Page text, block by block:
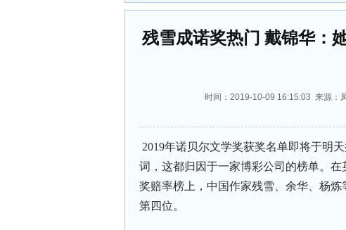
残雪成诺奖热门 戴锦华：
时间：2019-10-09 16:15:03 来源
2019年诺贝尔文学奖获奖名单即将于明
词，这都归因于一家博彩公司的榜单。在
奖赔率榜上，中国作家残雪、余华、杨
第四位。